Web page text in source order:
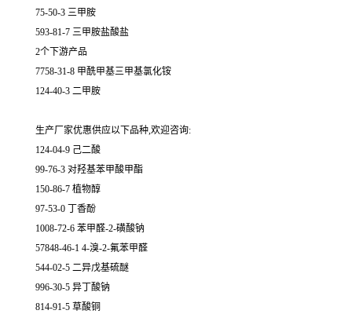
75-50-3 三甲胺
593-81-7 三甲胺盐酸盐
2个下游产品
7758-31-8 甲酰甲基三甲基氯化铵
124-40-3 二甲胺
生产厂家优惠供应以下品种,欢迎咨询:
124-04-9 己二酸
99-76-3 对羟基苯甲酸甲酯
150-86-7 植物醇
97-53-0 丁香酚
1008-72-6 苯甲醛-2-磺酸钠
57848-46-1 4-溴-2-氟苯甲醛
544-02-5 二异戊基硫醚
996-30-5 异丁酸钠
814-91-5 草酸铜